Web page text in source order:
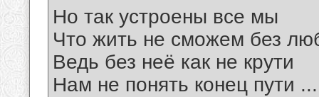
Но так устроены все мы
Что жить не сможем без
Ведь без неё как не крути
Нам не понять конец пути ...